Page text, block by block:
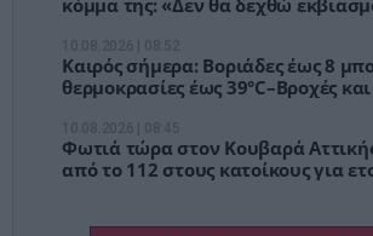
κόμμα της: «Δεν θα δεχθώ
Καιρός σήμερα: Βοριάδες έως 8
θερμοκρασίες έως 39°C–Βροχές
Φωτιά τώρα στον Κουβαρά
από το 112 στους κατοίκους για